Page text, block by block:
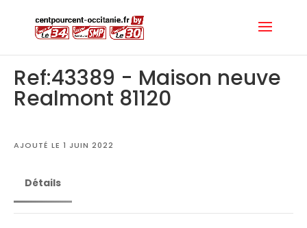
Ref:43389 - Maison neuve
Realmont 81120
AJOUTÉ LE 1 JUIN 2022
Détails